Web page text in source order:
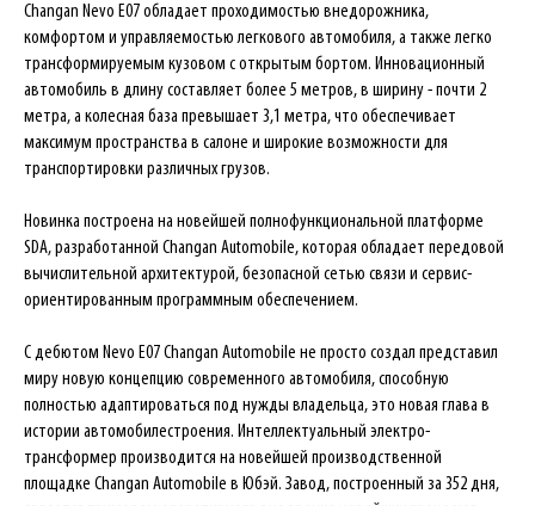
Changan Nevo E07 обладает проходимостью внедорожника,
комфортом и управляемостью легкового автомобиля, а также легко
трансформируемым кузовом с открытым бортом. Инновационный
автомобиль в длину составляет более 5 метров, в ширину - почти 2
метра, а колесная база превышает 3,1 метра, что обеспечивает
максимум пространства в салоне и широкие возможности для
транспортировки различных грузов.
Новинка построена на новейшей полнофункциональной платформе
SDA, разработанной Changan Automobile, которая обладает передовой
вычислительной архитектурой, безопасной сетью связи и сервис-
ориентированным программным обеспечением.
С дебютом Nevo E07 Changan Automobile не просто создал представил
миру новую концепцию современного автомобиля, способную
полностью адаптироваться под нужды владельца, это новая глава в
истории автомобилестроения. Интеллектуальный электро-
трансформер производится на новейшей производственной
площадке Changan Automobile в Юбэй. Завод, построенный за 352 дня,